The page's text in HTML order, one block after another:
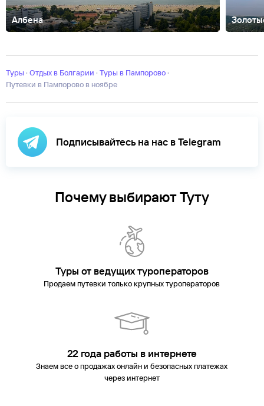
Албена
Туры · Отдых в Болгарии · Туры в Пампорово ·
Путевки в Пампорово в ноябре
Подписывайтесь на нас в Telegram
Почему выбирают Туту
Туры от ведущих туроператоров
Продаем путевки только крупных туроператоров
22 года работы в интернете
Знаем все о продажах онлайн и безопасных платежах
через интернет